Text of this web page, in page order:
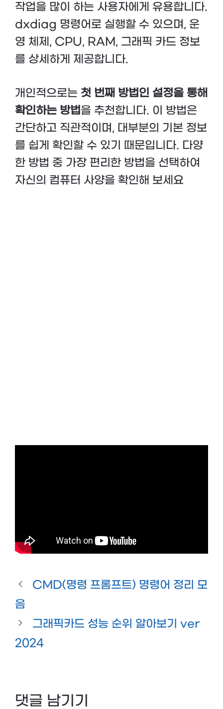
작업을 많이 하는 사용자에게 유용합니다.
dxdiag 명령어로 실행할 수 있으며, 운
영 체제, CPU, RAM, 그래픽 카드 정보
를 상세하게 제공합니다.
개인적으로는 첫 번째 방법인 설정을 통해
확인하는 방법을 추천합니다. 이 방법은
간단하고 직관적이며, 대부분의 기본 정보
를 쉽게 확인할 수 있기 때문입니다. 다양
한 방법 중 가장 편리한 방법을 선택하여
자신의 컴퓨터 사양을 확인해 보세요
CMD(명령 프롬프트) 명령어 정리 모
음
그래픽카드 성능 순위 알아보기 ver
2024
댓글 남기기